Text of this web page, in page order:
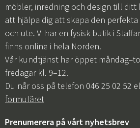
möbler, inredning och design till ditt
att hjälpa dig att skapa den
och ute. Vi har en fysisk butik i
finns online i hela Norden.
Vår kundtjänst har öppet
fredagar kl. 9–12.
Du når oss på telefon 046 25 02 52
formuläret
Prenumerera på vårt nyhetsbrev